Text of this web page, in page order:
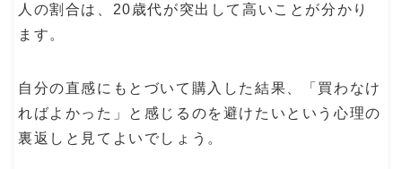
人の割合は、20歳代が突出して高いことが分かり
ます。
自分の直感にもとづいて購入した結果、「買わなけ
ればよかった」と感じるのを避けたいという心理の
裏返しと見てよいでしょう。